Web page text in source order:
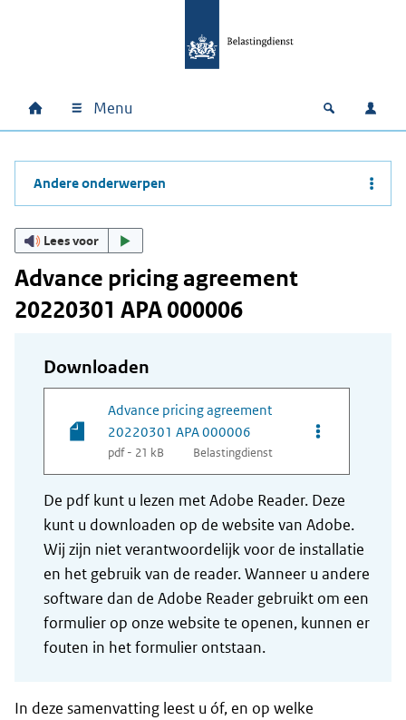
Hoofdnavigatie
Home Menu Open
Andere onderwerpen
Lees voor
Advance pricing agreement
20220301 APA 000006
Downloaden
Advance pricing agreement
20220301 APA 000006
pdf - 21 kB Belastingdienst
Opties van
De pdf kunt u lezen met Adobe Reader. Deze
kunt u downloaden op de website van Adobe.
Wij zijn niet verantwoordelijk voor de installatie
en het gebruik van de reader. Wanneer u andere
software dan de Adobe Reader gebruikt om een
formulier op onze website te openen, kunnen er
fouten in het formulier ontstaan.
In deze samenvatting leest u óf, en op welke